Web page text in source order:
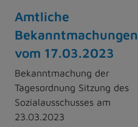
Amtliche
Bekanntmachungen
vom 17.03.2023
Bekanntmachung der
Tagesordnung Sitzung des
Sozialausschusses am
23.03.2023